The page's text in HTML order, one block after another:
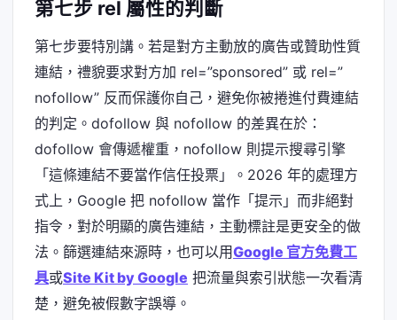
第七步 rel 屬性的判斷
第七步要特別講。若是對方主動放的廣告或贊助性質
連結，禮貌要求對方加 rel=”sponsored” 或 rel=”
nofollow” 反而保護你自己，避免你被捲進付費連結
的判定。dofollow 與 nofollow 的差異在於：
dofollow 會傳遞權重，nofollow 則提示搜尋引擎
「這條連結不要當作信任投票」。2026 年的處理方
式上，Google 把 nofollow 當作「提示」而非絕對
指令，對於明顯的廣告連結，主動標註是更安全的做
法。篩選連結來源時，也可以用Google 官方免費工
具或Site Kit by Google 把流量與索引狀態一次看清
楚，避免被假數字誤導。